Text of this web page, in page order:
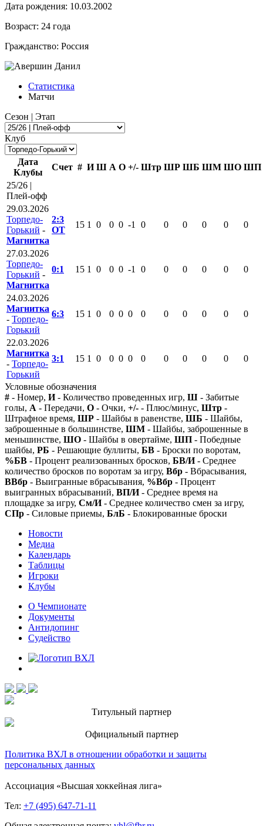
Дата рождения: 10.03.2002
Возраст: 24 года
Гражданство: Россия
Статистика
Матчи
Сезон | Этап
Клуб
Дата
Клубы
Счет # И Ш А О +/- Штр ШР ШБ ШМ ШО ШП
25/26 |
Плей-офф
29.03.2026
Торпедо-
Горький -
Магнитка
2:3
ОТ
15 1 0 0 0 -1 0 0 0 0 0 0
27.03.2026
Торпедо-
Горький -
Магнитка
0:1 15 1 0 0 0 -1 0 0 0 0 0 0
24.03.2026
Магнитка
- Торпедо-
Горький
6:3 15 1 0 0 0 0 0 0 0 0 0 0
22.03.2026
Магнитка
- Торпедо-
Горький
3:1 15 1 0 0 0 0 0 0 0 0 0 0
Условные обозначения
# - Номер, И- Количество проведенных игр, Ш - Забитые
голы, А - Передачи, О - Очки, +/- - Плюс/минус, Штр -
Штрафное время, ШР - Шайбы в равенстве, ШБ - Шайбы,
заброшенные в большинстве, ШМ - Шайбы, заброшенные в
меньшинстве, ШО - Шайбы в овертайме, ШП - Победные
шайбы, РБ - Решающие буллиты, БВ - Броски по воротам,
%БВ - Процент реализованных бросков, БВ/И- Среднее
количество бросков по воротам за игру, Вбр - Вбрасывания,
ВВбр - Выигранные вбрасывания, %Вбр - Процент
выигранных вбрасываний, ВП/И- Среднее время на
площадке за игру, См/И- Среднее количество смен за игру,
СПр - Силовые приемы, БлБ - Блокированные броски
Новости
Медиа
Календарь
Таблицы
Игроки
Клубы
О Чемпионате
Документы
Антидопинг
Судейство
Титульный партнер
Официальный партнер
Политика ВХЛ в отношении обработки и защиты
персональных данных
Ассоциация «Высшая хоккейная лига»
Тел: +7 (495) 647-71-11